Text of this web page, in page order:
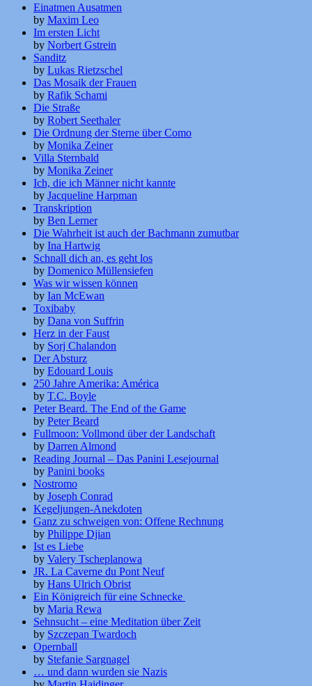
Einatmen Ausatmen
by Maxim Leo
Im ersten Licht
by Norbert Gstrein
Sanditz
by Lukas Rietzschel
Das Mosaik der Frauen
by Rafik Schami
Die Straße
by Robert Seethaler
Die Ordnung der Sterne über Como
by Monika Zeiner
Villa Sternbald
by Monika Zeiner
Ich, die ich Männer nicht kannte
by Jacqueline Harpman
Transkription
by Ben Lerner
Die Wahrheit ist auch der Bachmann zumutbar
by Ina Hartwig
Schnall dich an, es geht los
by Domenico Müllensiefen
Was wir wissen können
by Ian McEwan
Toxibaby
by Dana von Suffrin
Herz in der Faust
by Sorj Chalandon
Der Absturz
by Edouard Louis
250 Jahre Amerika: América
by T.C. Boyle
Peter Beard. The End of the Game
by Peter Beard
Fullmoon: Vollmond über der Landschaft
by Darren Almond
Reading Journal – Das Panini Lesejournal
by Panini books
Nostromo
by Joseph Conrad
Kegeljungen-Anekdoten
Ganz zu schweigen von: Offene Rechnung
by Philippe Djian
Ist es Liebe
by Valery Tscheplanowa
JR. La Caverne du Pont Neuf
by Hans Ulrich Obrist
Ein Königreich für eine Schnecke
by Maria Rewa
Sehnsucht – eine Meditation über Zeit
by Szczepan Twardoch
Opernball
by Stefanie Sargnagel
… und dann wurden sie Nazis